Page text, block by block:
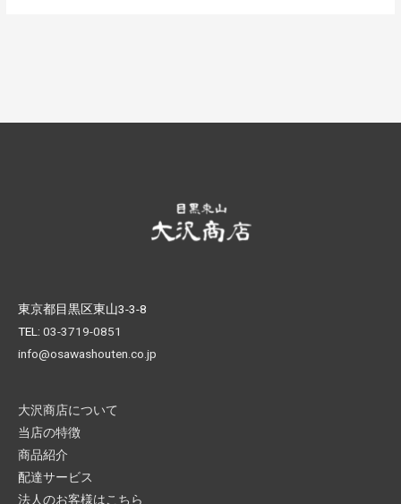
東京都目黒区東山3-3-8
TEL: 03-3719-0851
info@osawashouten.co.jp
大沢商店について
当店の特徴
商品紹介
配達サービス
法人のお客様はこちら